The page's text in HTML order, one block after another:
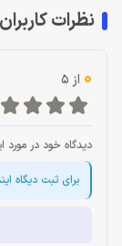
نظرات کاربران
0 از 5
دیدگاه خود در
برای ثبت دیگاه